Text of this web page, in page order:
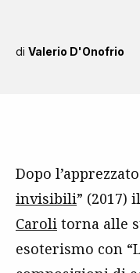
di Valerio D'Onofrio
Dopo
invisibili” (2017)
Caroli torna alle
esoterismo con